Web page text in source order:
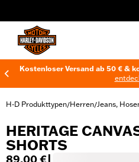
Kostenloser Versand ab 50 € &
H-D Produkttypen/Herren/Jeans,
HERITAGE
SHORTS